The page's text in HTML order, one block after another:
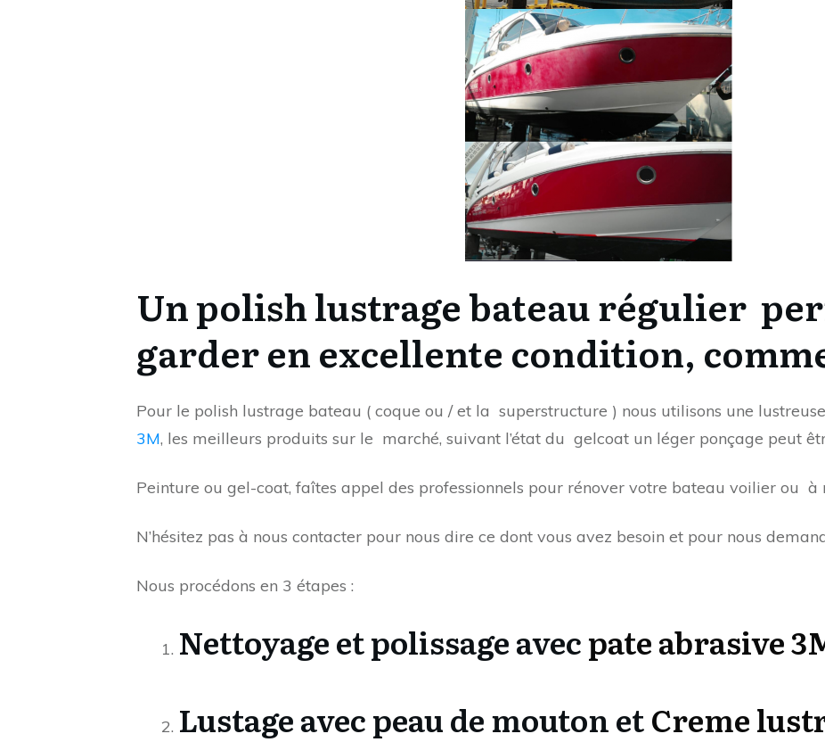
Un polish lustrage bateau régulier
garder en excellente condition,
Pour le polish lustrage bateau ( coque ou / et la superstructure ) nous utilisons une
3M, les meilleurs produits sur le marché, suivant l’état du gelcoat un léger ponçage peut
Peinture ou gel-coat, faîtes appel des professionnels pour rénover votre bateau voilier ou à
N’hésitez pas à nous contacter pour nous dire ce dont vous avez besoin et pour nous
Nous procédons en 3 étapes :
Nettoyage et polissage avecpate abrasive
Lustage avec peau de mouton etCreme